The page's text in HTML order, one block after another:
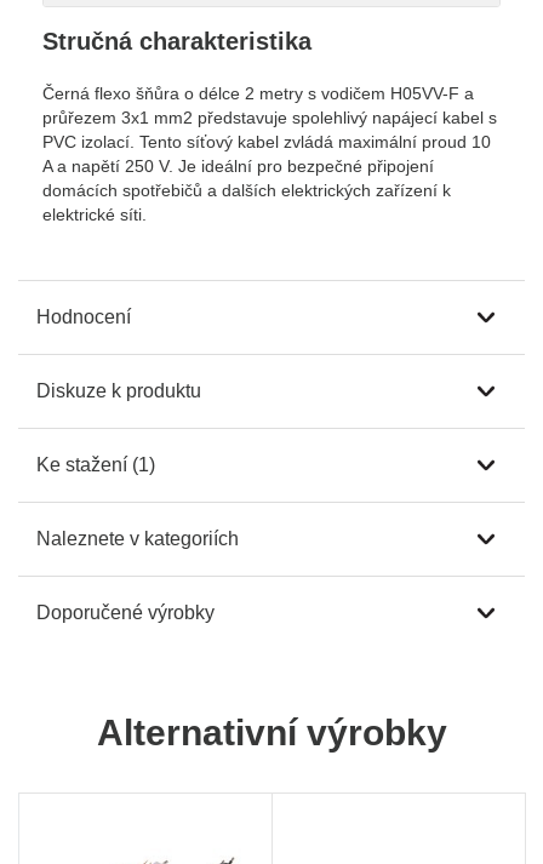
Stručná charakteristika
Černá flexo šňůra o délce 2 metry s vodičem H05VV-F a
průřezem 3x1 mm2 představuje spolehlivý napájecí kabel s
PVC izolací. Tento síťový kabel zvládá maximální proud 10
A a napětí 250 V. Je ideální pro bezpečné připojení
domácích spotřebičů a dalších elektrických zařízení k
elektrické síti.
Hodnocení
Diskuze k produktu
Ke stažení (1)
Naleznete v kategoriích
Doporučené výrobky
Alternativní výrobky